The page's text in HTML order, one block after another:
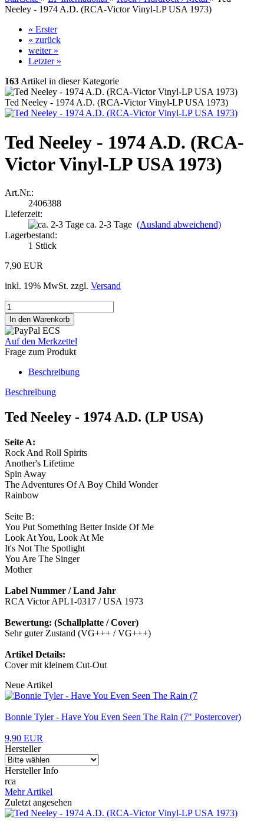
Neeley - 1974 A.D. (RCA-Victor Vinyl-LP USA 1973)
« Erster
« zurück
weiter »
Letzter »
163Artikel in dieser Kategorie
Ted Neeley - 1974 A.D. (RCA-Victor Vinyl-LP USA 1973)
Ted Neeley - 1974 A.D. (RCA-
Victor Vinyl-LP USA 1973)
Art.Nr.:
2406388
Lieferzeit:
ca. 2-3 Tage (Ausland abweichend)
Lagerbestand:
1 Stück
7,90 EUR
inkl. 19% MwSt. zzgl. Versand
Auf den Merkzettel
Frage zum Produkt
Beschreibung
Beschreibung
Ted Neeley - 1974 A.D. (LP USA)
Seite A:
Rock And Roll Spirits
Another's Lifetime
Spin Away
The Adventures Of A Boy Child Wonder
Rainbow
Seite B:
You Put Something Better Inside Of Me
Look At You, Look At Me
It's Not The Spotlight
You Are The Singer
Mother
Label Nummer / Land Jahr
RCA Victor APL1-0317 / USA 1973
Bewertung: (Schallplatte / Cover)
Sehr guter Zustand (VG+++ / VG+++)
Artikel Details:
Cover mit kleinem Cut-Out
Neue Artikel
Bonnie Tyler - Have You Even Seen The Rain (7" Postercover)
9,90 EUR
Hersteller
Hersteller Info
rca
Mehr Artikel
Zuletzt angesehen